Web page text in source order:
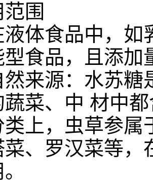
围
液体食品中，
食品，且添加
来源：水苏糖
蔬菜、中 材中
上，虫草参属
菜、罗汉菜等